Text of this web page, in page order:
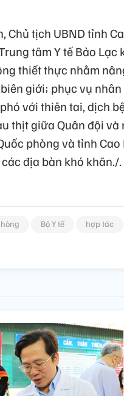
Chủ tịch UBND tỉnh
tâm Y tế Bảo
thiết thực nhằm
giới; phục vụ
với thiên tai, dịch
thịt giữa Quân đội
phòng và tỉnh
địa bàn khó khăn./.
Bộ Y tế hợp tác